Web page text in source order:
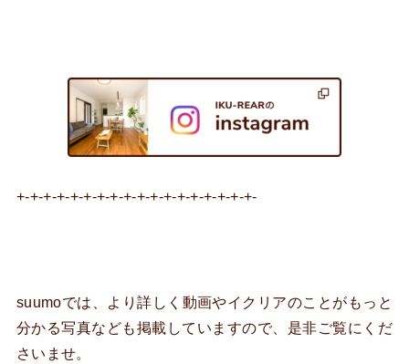
+-+-+-+-+-+-+-+-+-+-+-+-+-+-+-+-+-+-
suumoでは、より詳しく動画やイクリアのことがもっと
分かる写真なども掲載していますので、是非ご覧にくだ
さいませ。